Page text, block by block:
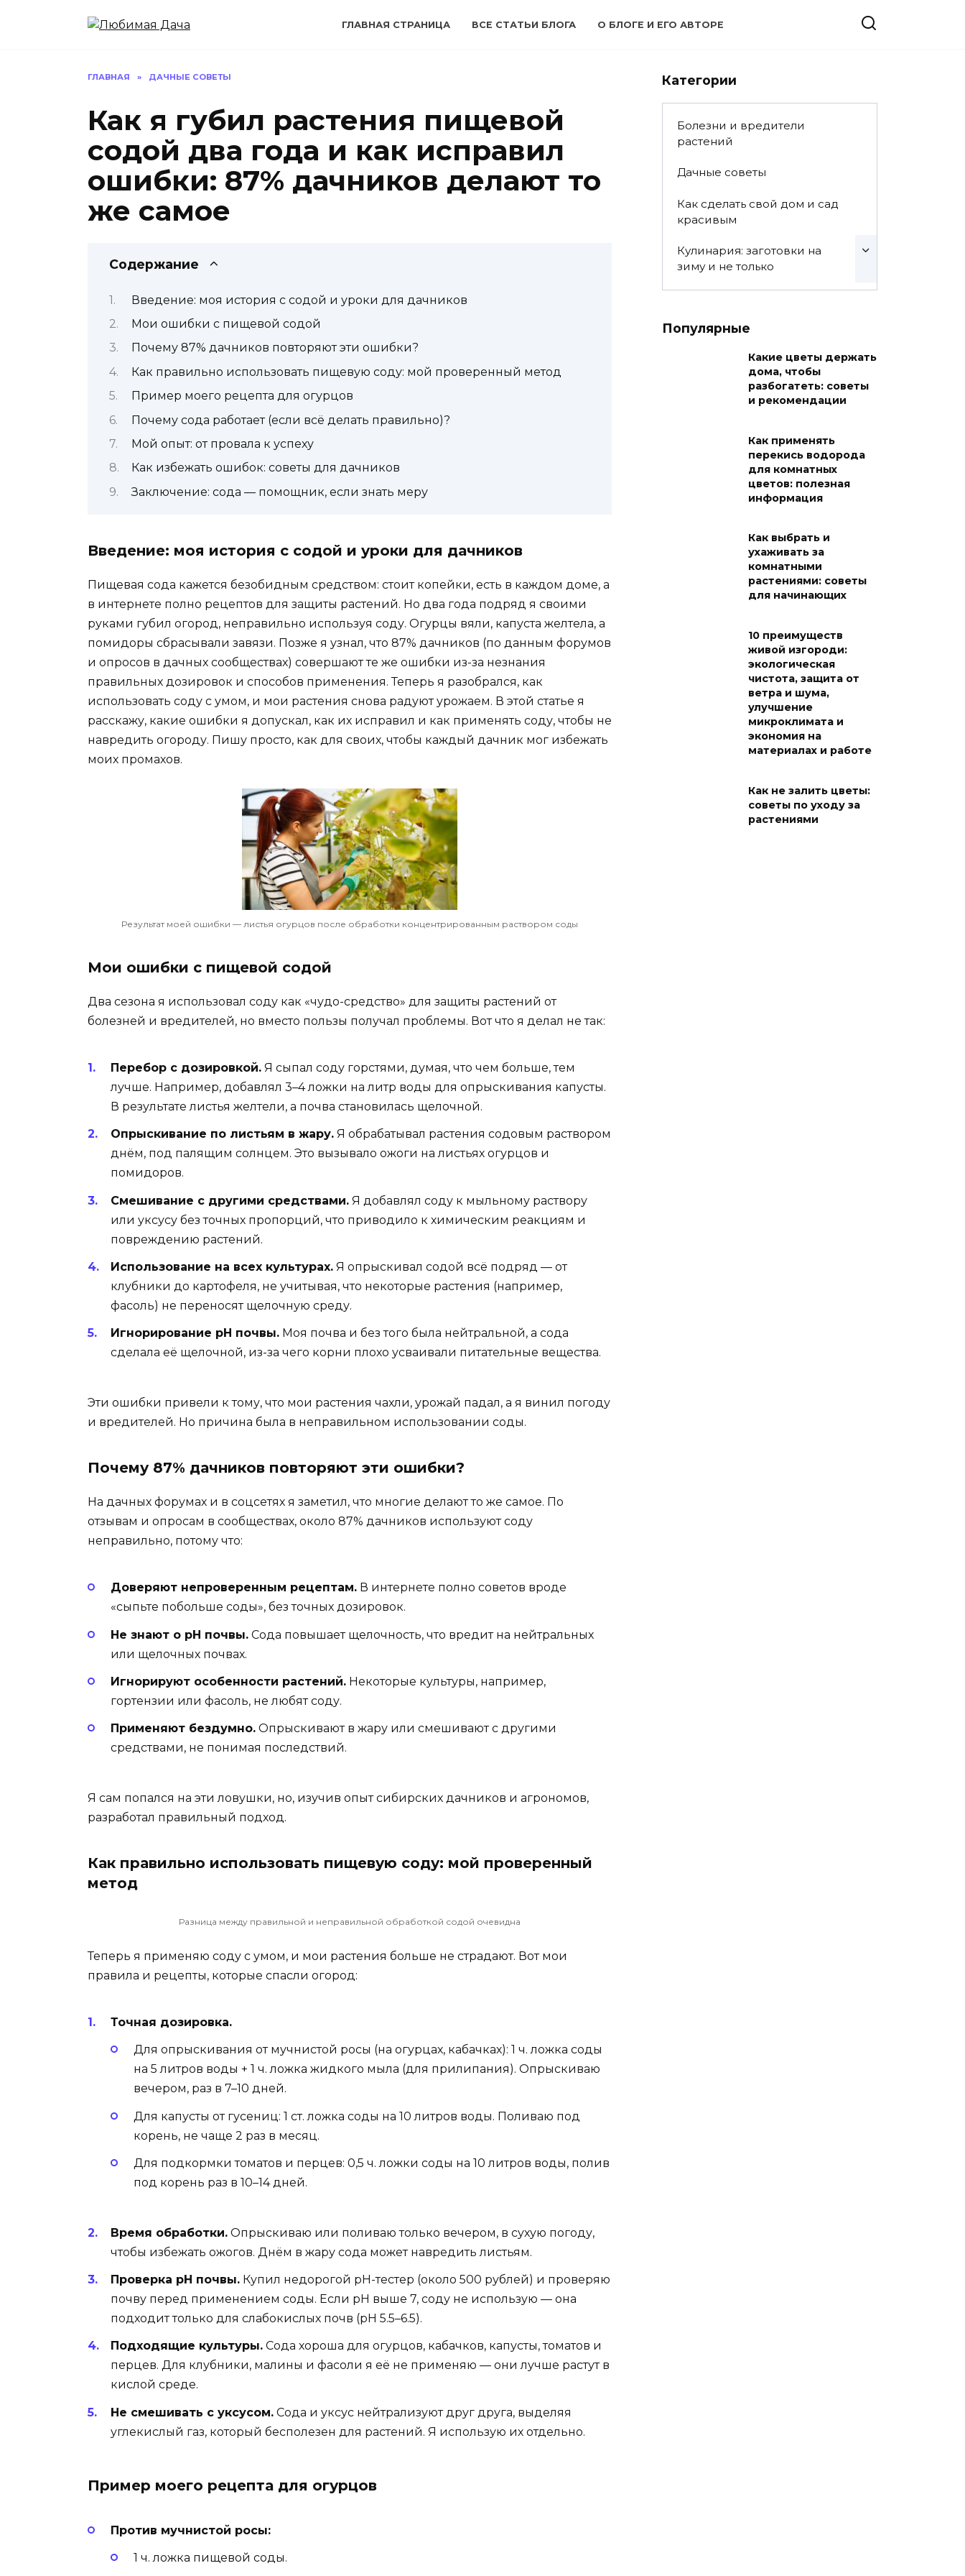
ГЛАВНАЯ СТРАНИЦА ВСЕ СТАТЬИ БЛОГА О БЛОГЕ И ЕГО АВТОРЕ
ГЛАВНАЯ » ДАЧНЫЕ СОВЕТЫ
Как я губил растения пищевой
содой два года и как исправил
ошибки: 87% дачников делают то
же самое
Содержание
Введение: моя история с содой и уроки для дачников
Мои ошибки с пищевой содой
Почему 87% дачников повторяют эти ошибки?
Как правильно использовать пищевую соду: мой проверенный метод
Пример моего рецепта для огурцов
Почему сода работает (если всё делать правильно)?
Мой опыт: от провала к успеху
Как избежать ошибок: советы для дачников
Заключение: сода — помощник, если знать меру
Введение: моя история с содой и уроки для дачников
Пищевая сода кажется безобидным средством: стоит копейки, есть в каждом доме, а
в интернете полно рецептов для защиты растений. Но два года подряд я своими
руками губил огород, неправильно используя соду. Огурцы вяли, капуста желтела, а
помидоры сбрасывали завязи. Позже я узнал, что 87% дачников (по данным форумов
и опросов в дачных сообществах) совершают те же ошибки из-за незнания
правильных дозировок и способов применения. Теперь я разобрался, как
использовать соду с умом, и мои растения снова радуют урожаем. В этой статье я
расскажу, какие ошибки я допускал, как их исправил и как применять соду, чтобы не
навредить огороду. Пишу просто, как для своих, чтобы каждый дачник мог избежать
моих промахов.
Результат моей ошибки — листья огурцов после обработки концентрированным раствором соды
Мои ошибки с пищевой содой
Два сезона я использовал соду как «чудо-средство» для защиты растений от
болезней и вредителей, но вместо пользы получал проблемы. Вот что я делал не так:
Перебор с дозировкой. Я сыпал соду горстями, думая, что чем больше, тем
лучше. Например, добавлял 3–4 ложки на литр воды для опрыскивания капусты.
В результате листья желтели, а почва становилась щелочной.
Опрыскивание по листьям в жару. Я обрабатывал растения содовым раствором
днём, под палящим солнцем. Это вызывало ожоги на листьях огурцов и
помидоров.
Смешивание с другими средствами. Я добавлял соду к мыльному раствору
или уксусу без точных пропорций, что приводило к химическим реакциям и
повреждению растений.
Использование на всех культурах. Я опрыскивал содой всё подряд — от
клубники до картофеля, не учитывая, что некоторые растения (например,
фасоль) не переносят щелочную среду.
Игнорирование pH почвы. Моя почва и без того была нейтральной, а сода
сделала её щелочной, из-за чего корни плохо усваивали питательные вещества.
Эти ошибки привели к тому, что мои растения чахли, урожай падал, а я винил погоду
и вредителей. Но причина была в неправильном использовании соды.
Почему 87% дачников повторяют эти ошибки?
На дачных форумах и в соцсетях я заметил, что многие делают то же самое. По
отзывам и опросам в сообществах, около 87% дачников используют соду
неправильно, потому что:
Доверяют непроверенным рецептам. В интернете полно советов вроде
«сыпьте побольше соды», без точных дозировок.
Не знают о pH почвы. Сода повышает щелочность, что вредит на нейтральных
или щелочных почвах.
Игнорируют особенности растений. Некоторые культуры, например,
гортензии или фасоль, не любят соду.
Применяют бездумно. Опрыскивают в жару или смешивают с другими
средствами, не понимая последствий.
Я сам попался на эти ловушки, но, изучив опыт сибирских дачников и агрономов,
разработал правильный подход.
Как правильно использовать пищевую соду: мой проверенный
метод
Разница между правильной и неправильной обработкой содой очевидна
Теперь я применяю соду с умом, и мои растения больше не страдают. Вот мои
правила и рецепты, которые спасли огород:
Точная дозировка.
Для опрыскивания от мучнистой росы (на огурцах, кабачках): 1 ч. ложка соды
на 5 литров воды + 1 ч. ложка жидкого мыла (для прилипания). Опрыскиваю
вечером, раз в 7–10 дней.
Для капусты от гусениц: 1 ст. ложка соды на 10 литров воды. Поливаю под
корень, не чаще 2 раз в месяц.
Для подкормки томатов и перцев: 0,5 ч. ложки соды на 10 литров воды, полив
под корень раз в 10–14 дней.
Время обработки. Опрыскиваю или поливаю только вечером, в сухую погоду,
чтобы избежать ожогов. Днём в жару сода может навредить листьям.
Проверка pH почвы. Купил недорогой pH-тестер (около 500 рублей) и проверяю
почву перед применением соды. Если pH выше 7, соду не использую — она
подходит только для слабокислых почв (pH 5.5–6.5).
Подходящие культуры. Сода хороша для огурцов, кабачков, капусты, томатов и
перцев. Для клубники, малины и фасоли я её не применяю — они лучше растут в
кислой среде.
Не смешивать с уксусом. Сода и уксус нейтрализуют друг друга, выделяя
углекислый газ, который бесполезен для растений. Я использую их отдельно.
Пример моего рецепта для огурцов
Против мучнистой росы:
1 ч. ложка пищевой соды.
Категории
Болезни и вредители
растений
Дачные советы
Как сделать свой дом и сад
красивым
Кулинария: заготовки на
зиму и не только
Популярные
Какие цветы держать
дома, чтобы
разбогатеть: советы
и рекомендации
Как применять
перекись водорода
для комнатных
цветов: полезная
информация
Как выбрать и
ухаживать за
комнатными
растениями: советы
для начинающих
10 преимуществ
живой изгороди:
экологическая
чистота, защита от
ветра и шума,
улучшение
микроклимата и
экономия на
материалах и работе
Как не залить цветы:
советы по уходу за
растениями